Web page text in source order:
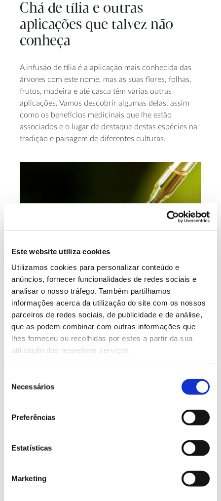
Este website utiliza cookies
Utilizamos cookies para personalizar conteúdo e
anúncios, fornecer funcionalidades de redes sociais e
analisar o nosso tráfego. Também partilhamos
informações acerca da utilização do site com os nossos
parceiros de redes sociais, de publicidade e de análise,
que as podem combinar com outras informações que
lhes forneceu ou recolhidas por estes a partir da sua
utilização dos respetivos serviços.
Necessários
Preferências
Estatísticas
Marketing
Chá de tília e outras
aplicações que talvez não
conheça
A infusão de tília é a aplicação mais conhecida das
árvores com este nome, mas as suas flores, folhas,
frutos, madeira e até casca têm várias outras
aplicações. Vamos descobrir algumas delas, assim
como os benefícios medicinais que lhe estão
associados e o lugar de destaque destas espécies na
tradição e paisagem de diferentes culturas.
Estudos revelam novo
potencial das árvores na
medicina
investigadores. Estudos recentes abrem pistas sobre
medicina e sobre os seus benefícios na saúde. Um
deles revela ainda como tornar mais sustentável a